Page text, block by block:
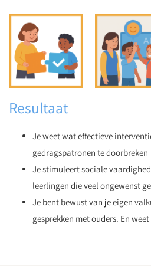
Resultaat
Je weet wat effectieve
gedragspatronen te doorbreken
Je stimuleert sociale
leerlingen die veel ongewenst
Je bent bewust van je eigen
gesprekken met ouders. En